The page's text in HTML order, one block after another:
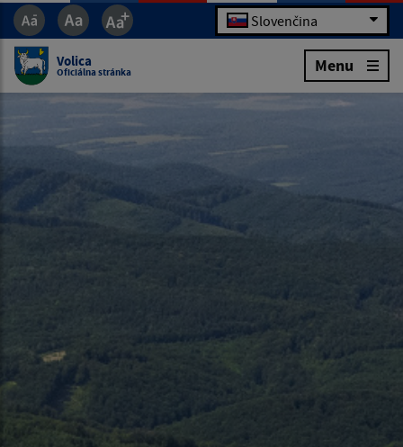
Slovenčina
Volica
Oficiálna stránka Menu